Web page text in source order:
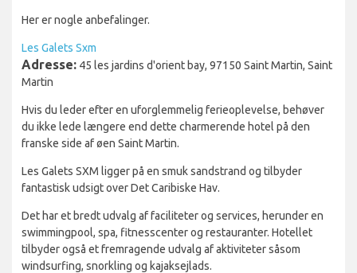
Her er nogle anbefalinger.
Les Galets Sxm
Adresse: 45 les jardins d'orient bay, 97150 Saint Martin, Saint
Martin
Hvis du leder efter en uforglemmelig ferieoplevelse, behøver
du ikke lede længere end dette charmerende hotel på den
franske side af øen Saint Martin.
Les Galets SXM ligger på en smuk sandstrand og tilbyder
fantastisk udsigt over Det Caribiske Hav.
Det har et bredt udvalg af faciliteter og services, herunder en
swimmingpool, spa, fitnesscenter og restauranter. Hotellet
tilbyder også et fremragende udvalg af aktiviteter såsom
windsurfing, snorkling og kajaksejlads.